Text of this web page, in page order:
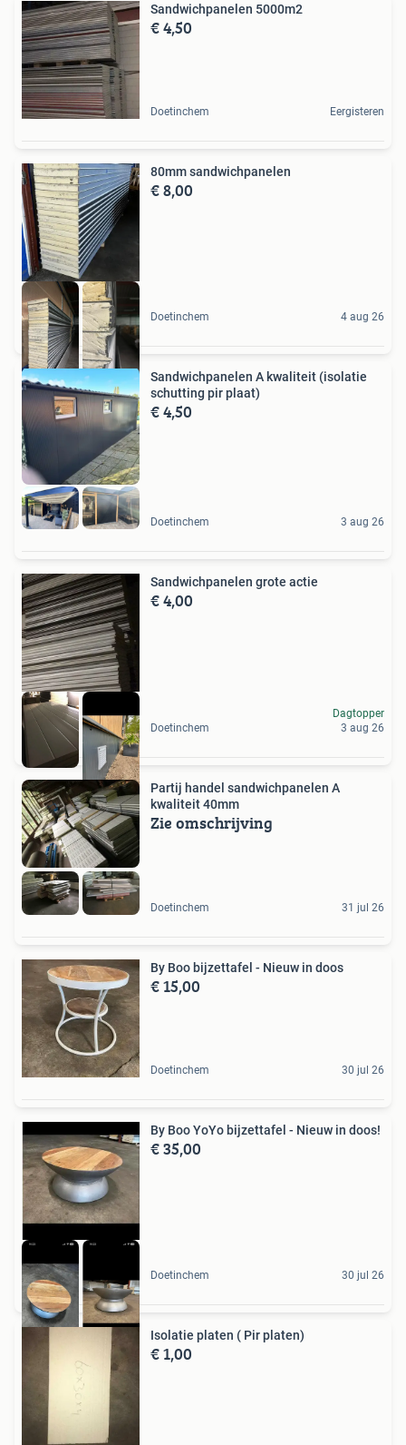
Sandwichpanelen 5000m2
€ 4,50
Doetinchem Eergisteren
80mm sandwichpanelen
€ 8,00
Doetinchem 4 aug 26
Sandwichpanelen A kwaliteit (isolatie
schutting pir plaat)
€ 4,50
Doetinchem 3 aug 26
Sandwichpanelen grote actie
€ 4,00
Doetinchem
Dagtopper
3 aug 26
Partij handel sandwichpanelen A
kwaliteit 40mm
Zie omschrijving
Doetinchem 31 jul 26
By Boo bijzettafel - Nieuw in doos
€ 15,00
Doetinchem 30 jul 26
By Boo YoYo bijzettafel - Nieuw in doos!
€ 35,00
Doetinchem 30 jul 26
Isolatie platen ( Pir platen)
€ 1,00